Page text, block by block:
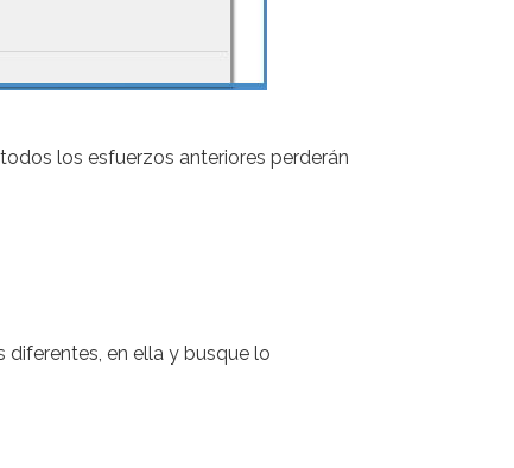
los esfuerzos anteriores perderán
diferentes, en ella y busque lo